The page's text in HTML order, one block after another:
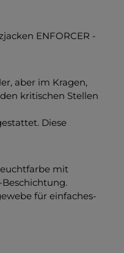
ENFORCER -
aber im Kragen,
kritischen Stellen
Diese
mit
für einfaches-